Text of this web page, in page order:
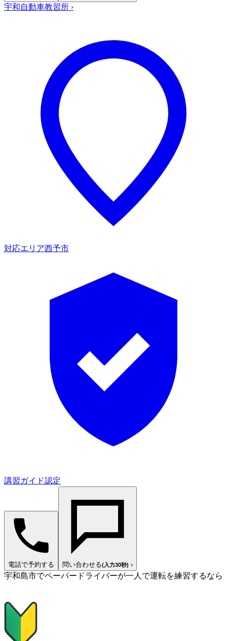
宇和自動車教習所 ›
対応エリア西予市
講習ガイド認定
電話で予約する 問い合わせる(入力30秒) ›
宇和島市でペーパードライバーが一人で運転を練習するなら